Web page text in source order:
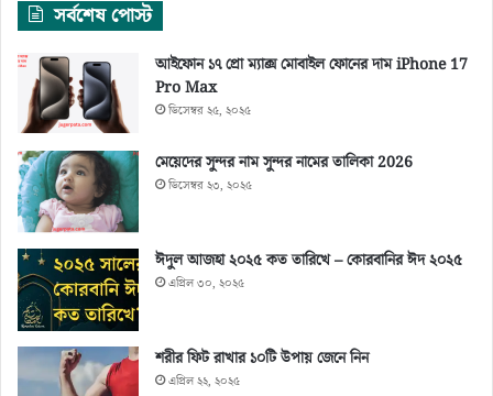
সর্বশেষ পোস্ট
আইফোন ১৭ প্রো ম্যাক্স মোবাইল ফোনের দাম iPhone 17
Pro Max
ডিসেম্বর ২৫, ২০২৫
মেয়েদের সুন্দর নাম সুন্দর নামের তালিকা 2026
ডিসেম্বর ২৩, ২০২৫
ঈদুল আজহা ২০২৫ কত তারিখে – কোরবানির ঈদ ২০২৫
এপ্রিল ৩০, ২০২৫
শরীর ফিট রাখার ১০টি উপায় জেনে নিন
এপ্রিল ২২, ২০২৫